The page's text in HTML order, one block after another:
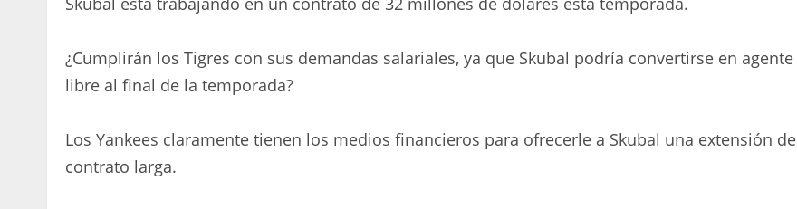
¿Cumplirán los Tigres con sus demandas salariales, ya que Skubal podría convertirse en agente
libre al final de la temporada?
Los Yankees claramente tienen los medios financieros para ofrecerle a Skubal una extensión de
contrato larga.